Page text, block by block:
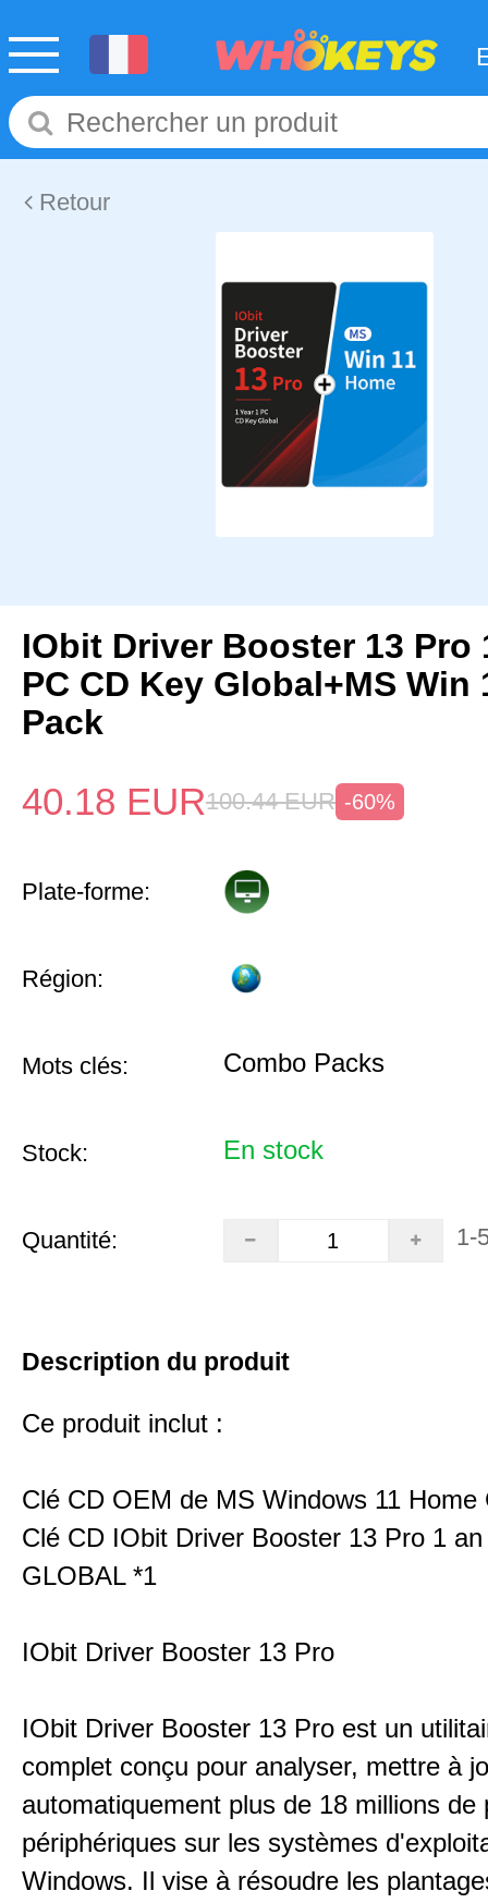
Retour
IObit Driver Booster 13 Pro
PC CD Key Global+MS Win
Pack
40.18 EUR100.44 EUR -60%
Plate-forme:
Région:
Mots clés: Combo Packs
Stock: En stock
Quantité: 1-
Description du produit
Ce produit inclut :
Clé CD OEM de MS Windows 11 Home
Clé CD IObit Driver Booster 13 Pro 1
GLOBAL *1
IObit Driver Booster 13 Pro
IObit Driver Booster 13 Pro est un
complet conçu pour analyser, mettre à
automatiquement plus de 18 millions de
périphériques sur les systèmes
Windows. Il vise à résoudre les